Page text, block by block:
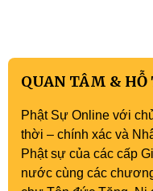
QUAN TÂM & HỖ
Phật Sự Online với
thời – chính xác và
Phật sự của các cấp
nước cùng các